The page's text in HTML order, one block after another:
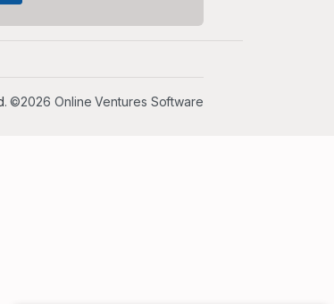
. ©2026 Online Ventures Software